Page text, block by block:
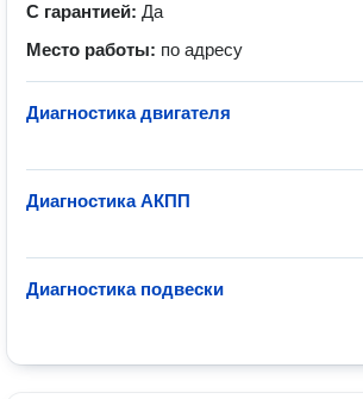
С гарантией: Да
Место работы: по адресу
Диагностика двигателя
Диагностика АКПП
Диагностика подвески